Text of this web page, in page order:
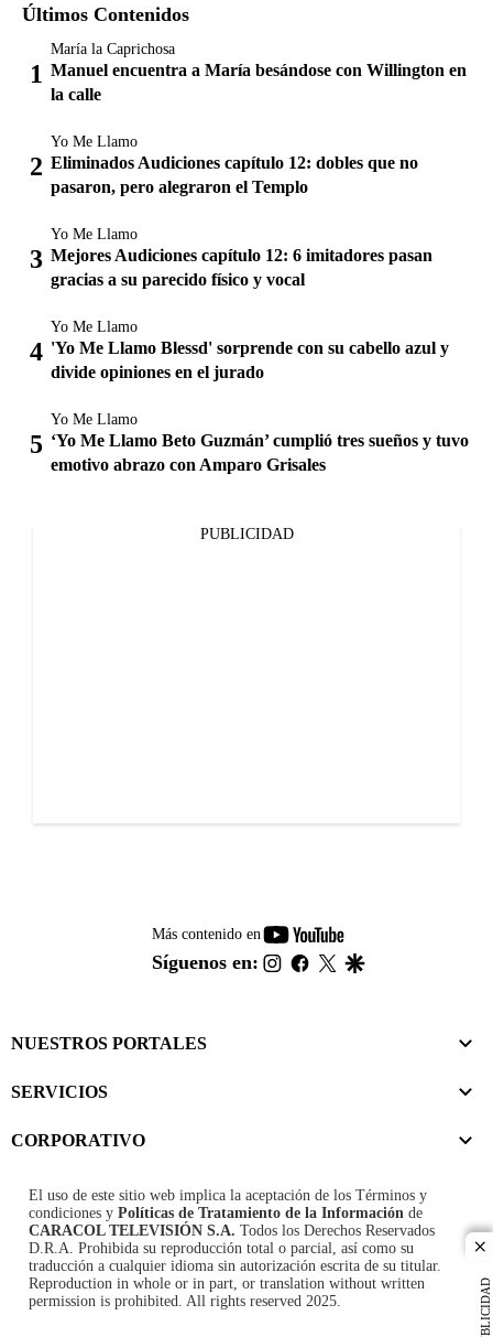
PUBLICIDAD
Últimos Contenidos
María la Caprichosa
Manuel encuentra a María besándose con Willington en
la calle
Yo Me Llamo
Eliminados Audiciones capítulo 12: dobles que no
pasaron, pero alegraron el Templo
Yo Me Llamo
Mejores Audiciones capítulo 12: 6 imitadores pasan
gracias a su parecido físico y vocal
Yo Me Llamo
'Yo Me Llamo Blessd' sorprende con su cabello azul y
divide opiniones en el jurado
Yo Me Llamo
‘Yo Me Llamo Beto Guzmán’ cumplió tres sueños y tuvo
emotivo abrazo con Amparo Grisales
PUBLICIDAD
Más contenido en
youtube-
footer
Síguenos en: instagram
facebook
twitter
NUESTROS PORTALES
SERVICIOS
CORPORATIVO
El uso de este sitio web implica la aceptación de los Términos y
condiciones y Políticas de Tratamiento de la Información de
CARACOL TELEVISIÓN S.A. Todos los Derechos Reservados
D.R.A. Prohibida su reproducción total o parcial, así como su
traducción a cualquier idioma sin autorización escrita de su titular.
Reproduction in whole or in part, or translation without written
permission is prohibited. All rights reserved 2025.